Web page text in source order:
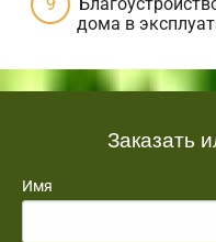
дома в
Заказать
Имя